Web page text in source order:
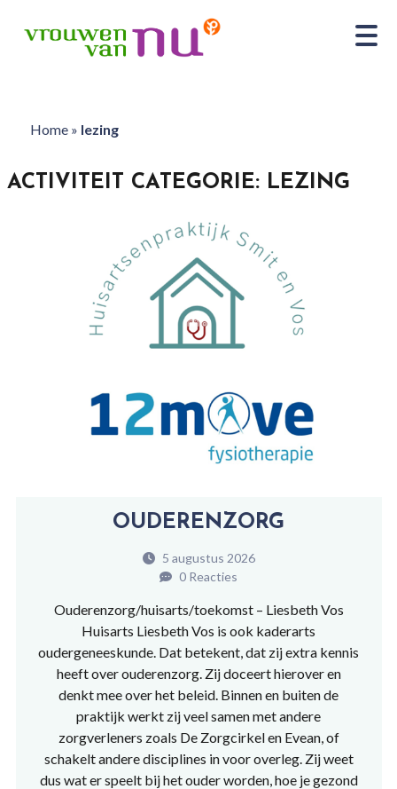
Home» lezing
ACTIVITEIT CATEGORIE: LEZING
OUDERENZORG
5 augustus 2026
0 Reacties
Ouderenzorg/huisarts/toekomst – Liesbeth Vos
Huisarts Liesbeth Vos is ook kaderarts
oudergeneeskunde. Dat betekent, dat zij extra kennis
heeft over ouderenzorg. Zij doceert hierover en
denkt mee over het beleid. Binnen en buiten de
praktijk werkt zij veel samen met andere
zorgverleners zoals De Zorgcirkel en Evean, of
schakelt andere disciplines in voor overleg. Zij weet
dus wat er speelt bij het ouder worden, hoe je gezond